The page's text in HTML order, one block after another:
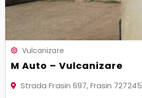
Vulcanizare
M Auto – Vulcanizare
Strada Frasin 697, Frasin 727245